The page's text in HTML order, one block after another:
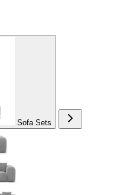
Sofa Sets